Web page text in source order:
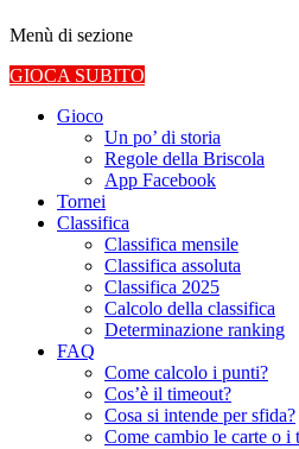
Menù di sezione
GIOCA SUBITO
Gioco
Un po’ di storia
Regole della Briscola
App Facebook
Tornei
Classifica
Classifica mensile
Classifica assoluta
Classifica 2025
Calcolo della classifica
Determinazione ranking
FAQ
Come calcolo i punti?
Cos’è il timeout?
Cosa si intende per sfida?
Come cambio le carte o i